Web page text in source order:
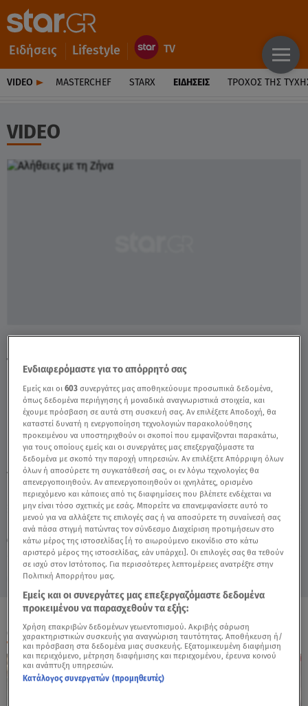
Ειδήσεις Lifestyle
VIDEO MASTERCHEF STARX ΕΙΔΉΣΕΙΣ ΤΡΟΧΌΣ ΤΗΣ
VIDEO
Παρασκευή 7 Αυγούστου 2026
03.03.22, 17:30 ΕΛΛΑΔΑ
Των Κοριτσιών - Video
TAGS: ΑΛΗΘΕΙΕΣ ΜΕ ΤΗ ΖΗΝΑ ΠΑΤΡΑ
ΟΛΑ ΤΑ ΒΙΝΤΕΟ
Ενδιαφερόμαστε για το απόρρητό σας
Εμείς και οι603 συνεργάτες μας αποθηκεύουμε προσωπικά δεδομένα,
όπως δεδομένα περιήγησης ή μοναδικά αναγνωριστικά στοιχεία, και
έχουμε πρόσβαση σε αυτά στη συσκευή σας. Αν επιλέξετε Αποδοχή, θα
καταστεί δυνατή η ενεργοποίηση τεχνολογιών παρακολούθησης
προκειμένου να υποστηριχθούν οι σκοποί που εμφανίζονται παρακάτω,
για τους οποίους εμείς και οι συνεργάτες μας επεξεργαζόμαστε τα
δεδομένα με σκοπό την παροχή υπηρεσιών. Αν επιλέξετε Απόρριψη όλων
όλων ή αποσύρετε τη συγκατάθεσή σας, οι εν λόγω τεχνολογίες θα
απενεργοποιηθούν. Αν απενεργοποιηθούν οι ιχνηλάτες, ορισμένο
περιεχόμενο και κάποιες από τις διαφημίσεις που βλέπετε ενδέχεται να
μην είναι τόσο σχετικές με εσάς. Μπορείτε να επανεμφανίσετε αυτό το
μενού για να αλλάξετε τις επιλογές σας ή να αποσύρετε τη συναίνεσή σας
ανά πάσα στιγμή πατώντας τον σύνδεσμο Διαχείριση προτιμήσεων στο
κάτω μέρος της ιστοσελίδας [ή το αιωρούμενο εικονίδιο στο κάτω
αριστερό μέρος της ιστοσελίδας, εάν υπάρχει]. Οι επιλογές σας θα τεθούν
σε ισχύ στον Ιστότοπος. Για περισσότερες λεπτομέρειες ανατρέξτε στην
Πολιτική Απορρήτου μας.
Εμείς και οι συνεργάτες μας επεξεργαζόμαστε δεδομένα
προκειμένου να παρασχεθούν τα εξής:
Χρήση επακριβών δεδομένων γεωεντοπισμού. Ακριβής σάρωση
χαρακτηριστικών συσκευής για αναγνώριση ταυτότητας. Αποθήκευση ή/
και πρόσβαση στα δεδομένα μιας συσκευής. Εξατομικευμένη διαφήμιση
και περιεχόμενο, μέτρηση διαφήμισης και περιεχομένου, έρευνα κοινού
και ανάπτυξη υπηρεσιών.
Κατάλογος συνεργατών (προμηθευτές)